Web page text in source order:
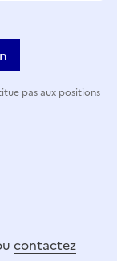
pas aux positions
contactez